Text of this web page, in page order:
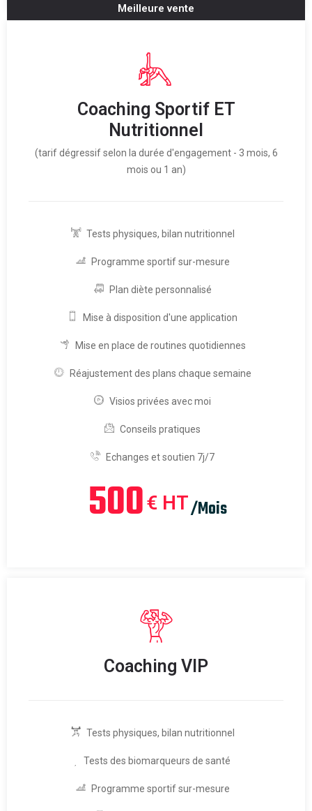
Meilleure vente
Coaching Sportif ET
Nutritionnel
(tarif dégressif selon la durée d'engagement - 3 mois, 6
mois ou 1 an)
Tests physiques, bilan nutritionnel
Programme sportif sur-mesure
Plan diète personnalisé
Mise à disposition d'une application
Mise en place de routines quotidiennes
Réajustement des plans chaque semaine
Visios privées avec moi
Conseils pratiques
Echanges et soutien 7j/7
500€ HT/Mois
Coaching VIP
Tests physiques, bilan nutritionnel
Tests des biomarqueurs de santé
Programme sportif sur-mesure